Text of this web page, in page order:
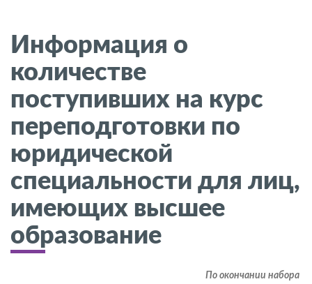
Информация о
количестве
поступивших на курс
переподготовки по
юридической
специальности для лиц,
имеющих высшее
образование
По окончании набора